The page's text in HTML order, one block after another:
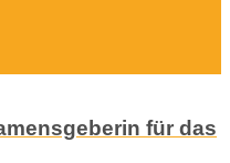
für das